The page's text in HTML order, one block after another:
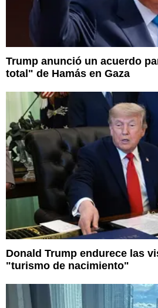
Trump anunció un acuerdo
total" de Hamás en Gaza
Donald Trump endurece las
"turismo de nacimiento"